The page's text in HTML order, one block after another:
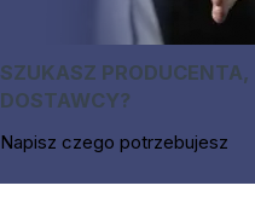
SZUKASZ PRODUCENTA,
DOSTAWCY?
Napisz czego potrzebujesz